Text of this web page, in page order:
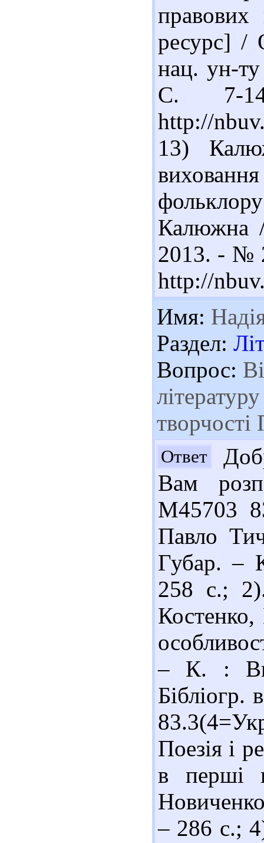
ресурс] /
нац. ун-
С. 7-
http://
13)
Калюжна
2013. - №
http://
Имя:
Раздел:
Вопрос:
Ответ
Вам
М45703
Павло
Губар. –
258 с.;
– К. :
Поезія і
в перші
– 286 с.;